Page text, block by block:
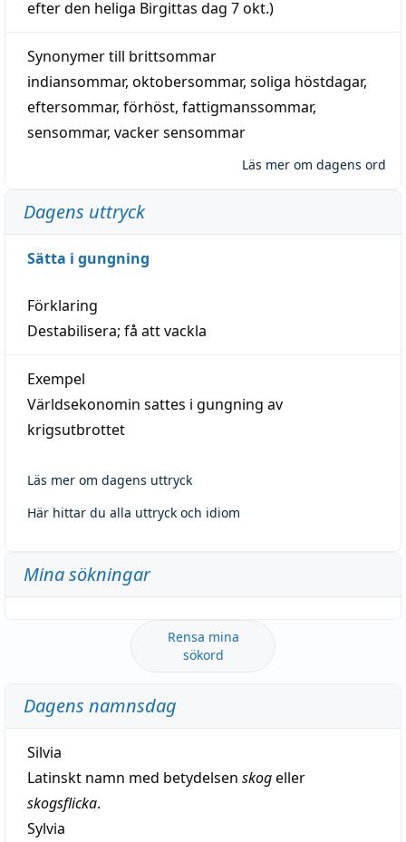
efter den heliga Birgittas dag 7 okt.)
Synonymer till brittsommar
indiansommar, oktobersommar, soliga höstdagar,
eftersommar, förhöst, fattigmanssommar,
sensommar, vacker sensommar
Läs mer om dagens ord
Dagens uttryck
Sätta i gungning
Förklaring
Destabilisera; få att vackla
Exempel
Världsekonomin sattes i gungning av
krigsutbrottet
Läs mer om dagens uttryck
Här hittar du alla uttryck och idiom
Mina sökningar
Rensa mina
sökord
Dagens namnsdag
Silvia
Latinskt namn med betydelsen skogeller
skogsflicka.
Sylvia